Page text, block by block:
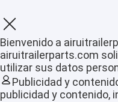
Productos
VR Show
Bienvenido a
airuitrailerparts.com
utilizar sus datos
Publicidad y
publicidad y contenido,